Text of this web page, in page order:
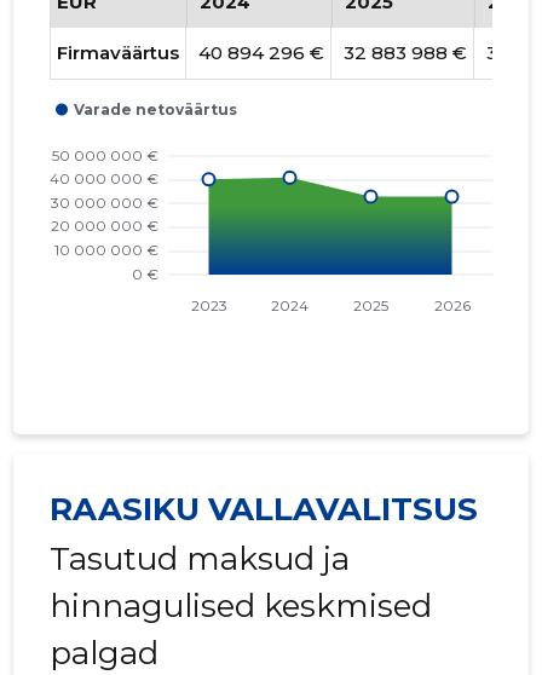
Firmaväärtus 40 894 296 € 32 883 988 € 32
RAASIKU VALLAVALITSUS
Tasutud maksud ja
hinnagulised keskmised
palgad